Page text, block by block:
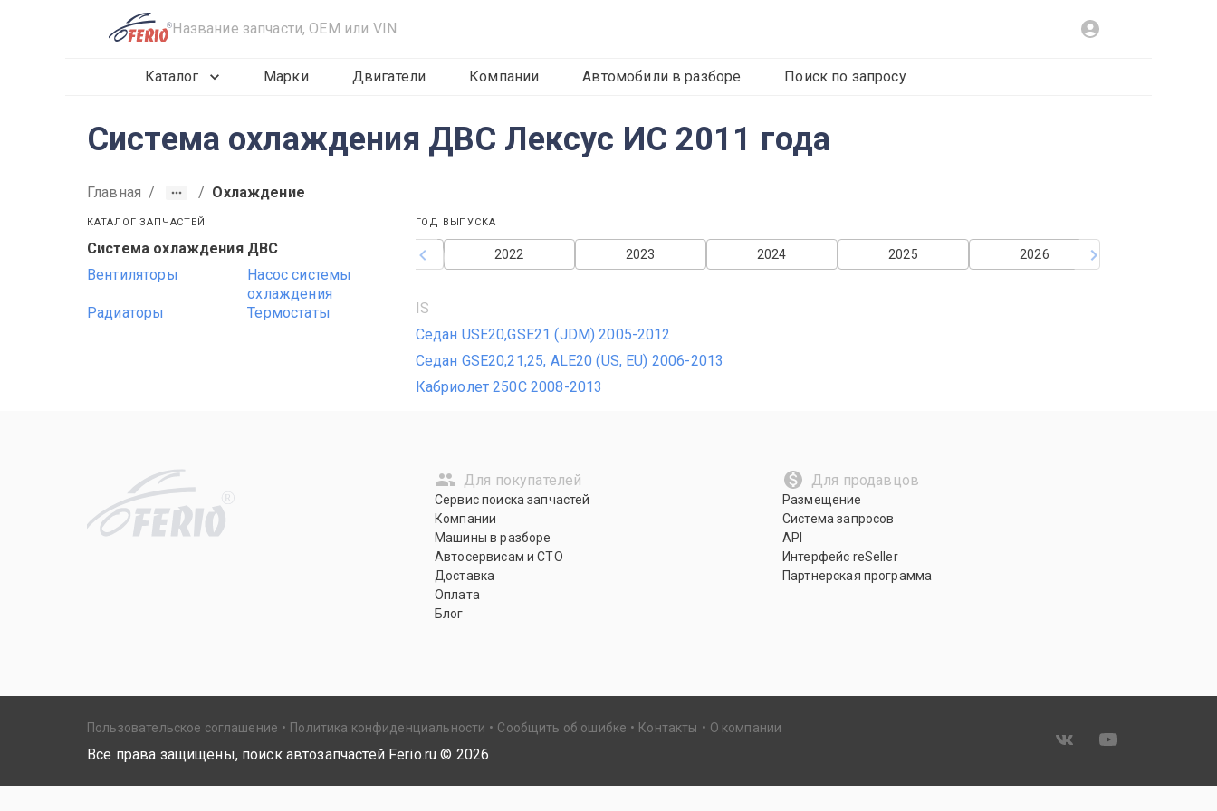
R
Каталог Марки Двигатели Компании Автомобили в разборе Поиск по запросу
Система охлаждения ДВС Лексус ИС 2011 года
Главная / / Охлаждение
КАТАЛОГ ЗАПЧАСТЕЙ
Система охлаждения ДВС
Вентиляторы
Насос системы
охлаждения
Радиаторы
Термостаты
ГОД ВЫПУСКА
2026
2025
2024
2023
2022
2020
2019
IS
Седан USE20,GSE21 (JDM) 2005-2012
Седан GSE20,21,25, ALE20 (US, EU) 2006-2013
Кабриолет 250C 2008-2013
R
Для покупателей
Сервис поиска запчастей
Компании
Машины в разборе
Автосервисам и СТО
Доставка
Оплата
Блог
Для продавцов
Размещение
Система запросов
API
Интерфейс reSeller
Партнерская программа
Пользовательское соглашение Политика конфиденциальности Сообщить об ошибке Контакты О компании
Все права защищены, поиск автозапчастей Ferio.ru © 2026